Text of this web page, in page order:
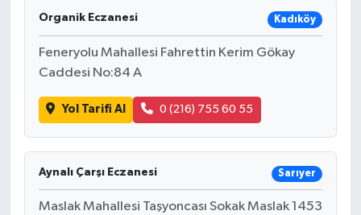
Organik Eczanesi Kadıköy
Feneryolu Mahallesi Fahrettin Kerim Gökay
Caddesi No:84 A
Yol Tarifi Al 0 (216) 755 60 55
Aynalı Çarşı Eczanesi Sarıyer
Maslak Mahallesi Taşyoncası Sokak Maslak 1453